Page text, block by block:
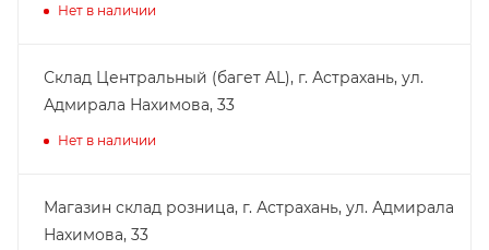
Нет в наличии
Склад Центральный (багет AL), г. Астрахань, ул.
Адмирала Нахимова, 33
Нет в наличии
Магазин склад розница, г. Астрахань, ул. Адмирала
Нахимова, 33